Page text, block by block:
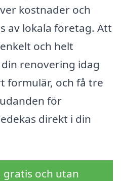
kostnader och
av lokala företag. Att
och helt
renovering idag
formulär, och få tre
för
direkt i din
gratis och utan